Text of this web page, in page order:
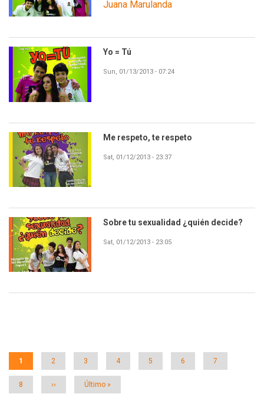
Juana Marulanda
Yo = Tú
Sun, 01/13/2013 - 07:24
Me respeto, te respeto
Sat, 01/12/2013 - 23:37
Sobre tu sexualidad ¿quién decide?
Sat, 01/12/2013 - 23:05
Página
1 Página
2 Página
3 Página
4 Página
5 Página
6 Página
7
Página
8
Siguiente
››
Última
Último »